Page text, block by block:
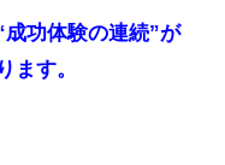
成功体験の連続”が
ます。